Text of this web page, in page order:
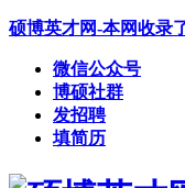
硕博英才网-本网收录
微信公众号
博硕社群
发招聘
填简历